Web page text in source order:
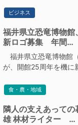
ビジネス
福井県立恐竜博物
新ロゴ募集 年間…
福井県立恐竜博物館
が、開館25周年を機に
食・農・地域
隣人の支えあって
雄 林材ライター …